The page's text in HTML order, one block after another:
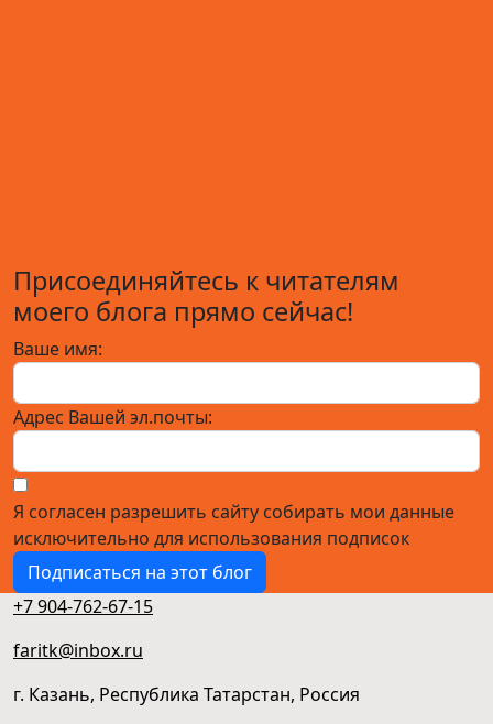
Присоединяйтесь к читателям
моего блога прямо сейчас!
Ваше имя:
Адрес Вашей эл.почты:
Я согласен разрешить сайту собирать мои данные
исключительно для использования подписок
Подписаться на этот блог
+7 904-762-67-15
faritk@inbox.ru
г. Казань, Республика Татарстан, Россия